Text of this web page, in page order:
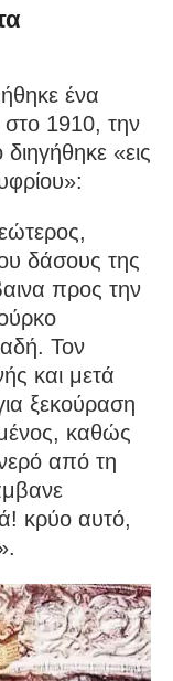
ένα
1910, την
«εις
δάσους της
προς την
Τον
και μετά
ξεκούραση
καθώς
από τη
κρύο αυτό,